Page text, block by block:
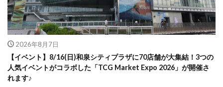
2026年8月7日
【イベント】8/16(日)和泉シティプラザに70店舗が大集結！3つの
人気イベントがコラボした「TCG Market Expo 2026」が開催さ
れます♪